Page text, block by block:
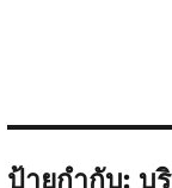
ป้ายกำกับ: บ